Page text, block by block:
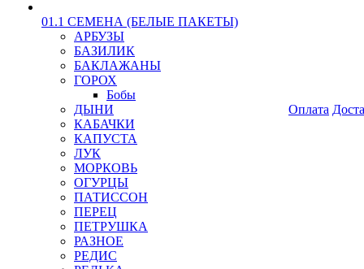
01.1 СЕМЕНА (БЕЛЫЕ ПАКЕТЫ)
АРБУЗЫ
БАЗИЛИК
БАКЛАЖАНЫ
ГОРОХ
Бобы
ДЫНИ
КАБАЧКИ
КАПУСТА
ЛУК
МОРКОВЬ
ОГУРЦЫ
ПАТИССОН
ПЕРЕЦ
ПЕТРУШКА
РАЗНОЕ
РЕДИС
Оплата